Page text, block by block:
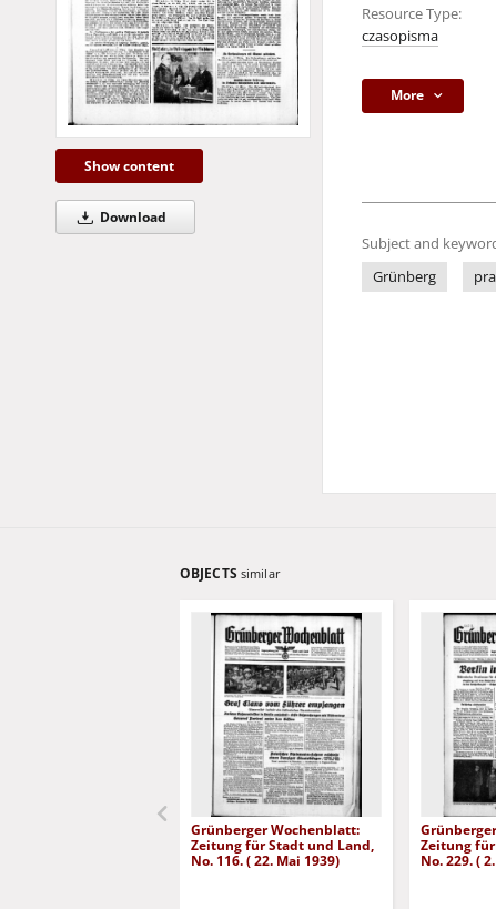
Show content
Download
Resource Type:
czasopisma
More
Subject and
Grünberg
OBJECTS similar
Grünberger Wochenblatt:
Zeitung für Stadt und Land,
No. 116. ( 22. Mai 1939)
Zeitung
No. 229. (